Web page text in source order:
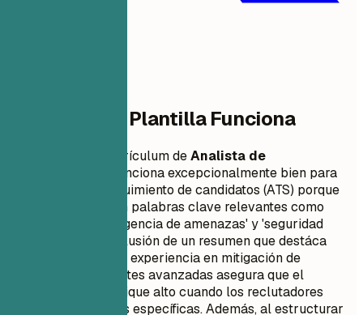
Por Qué Esta Plantilla Funciona
Este formato de currículum deAnalista de
funciona excepcionalmente bien para
los sistemás de seguimiento de candidatos (ATS) porque
está optimizado con palabras clave relevantes como
'análisis APT', 'inteligencia de amenazas' y 'seguridad
empresarial'. La inclusión de un resumen que destáca
áreas clave como la experiencia en mitigación de
amenazas persistentes avanzadas asegura que el
documentó se clasifique alto cuando los reclutadores
busquen habilidades específicas. Además, al estructurar